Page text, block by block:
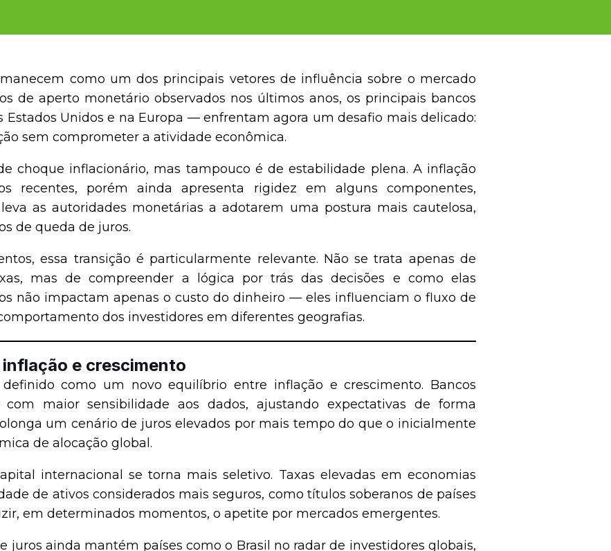
como um dos principais vetores de influência sobre o mercado
de aperto monetário observados nos últimos anos, os principais bancos
Unidos e na Europa — enfrentam agora um desafio mais delicado:
sem comprometer a atividade econômica.
choque inflacionário, mas tampouco é de estabilidade plena. A inflação
recentes, porém ainda apresenta rigidez em alguns componentes,
as autoridades monetárias a adotarem uma postura mais cautelosa,
de queda de juros.
essa transição é particularmente relevante. Não se trata apenas de
mas de compreender a lógica por trás das decisões e como elas
não impactam apenas o custo do dinheiro — eles influenciam o fluxo de
dos investidores em diferentes geografias.
e crescimento
como um novo equilíbrio entre inflação e crescimento. Bancos
maior sensibilidade aos dados, ajustando expectativas de forma
um cenário de juros elevados por mais tempo do que o inicialmente
de alocação global.
internacional se torna mais seletivo. Taxas elevadas em economias
de ativos considerados mais seguros, como títulos soberanos de países
em determinados momentos, o apetite por mercados emergentes.
juros ainda mantém países como o Brasil no radar de investidores globais,